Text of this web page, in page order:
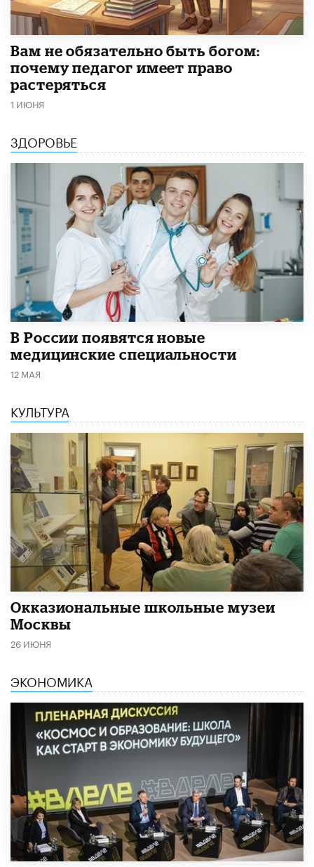
​Вам не обязательно быть богом:
почему педагог имеет право
растеряться
1 ИЮНЯ
ЗДОРОВЬЕ
В России появятся новые
медицинские специальности
12 МАЯ
КУЛЬТУРА
​Окказиональные школьные музеи
Москвы
26 ИЮНЯ
ЭКОНОМИКА